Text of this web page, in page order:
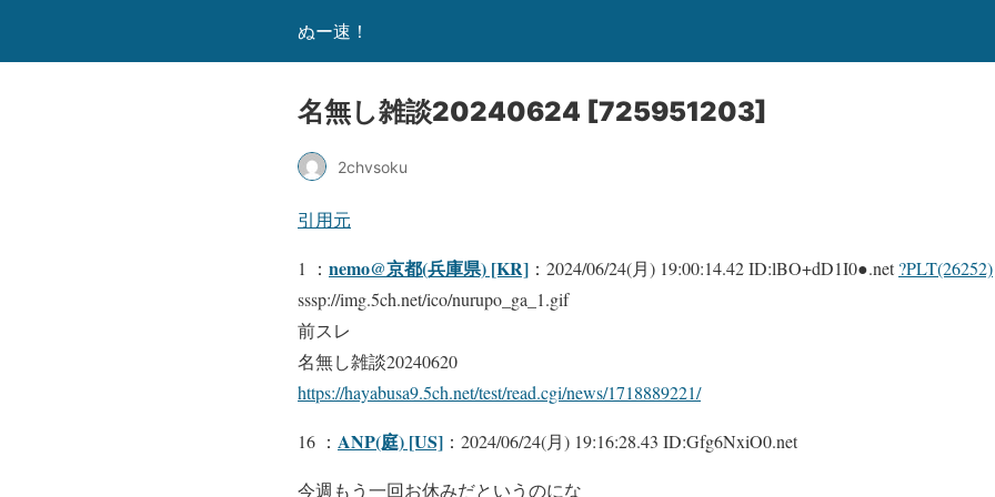
ぬー速！
名無し雑談20240624 [725951203]
2chvsoku
引用元
1 ： nemo@京都(兵庫県) [KR] ：2024/06/24(月) 19:00:14.42 ID:lBO+dD1I0●.net?PLT(26252)
sssp://img.5ch.net/ico/nurupo_ga_1.gif
前スレ
名無し雑談20240620
https://hayabusa9.5ch.net/test/read.cgi/news/1718889221/
16 ： ANP(庭) [US] ：2024/06/24(月) 19:16:28.43 ID:Gfg6NxiO0.net
今週もう一回お休みだというのにな